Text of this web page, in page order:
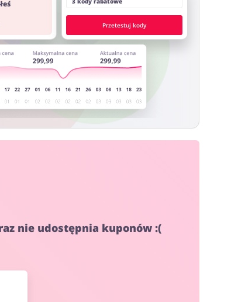
Przetestuj kody
nie udostępnia kuponów :(